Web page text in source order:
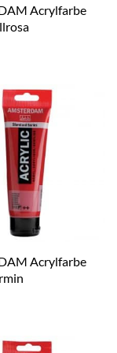
Acrylfarbe
Acrylfarbe